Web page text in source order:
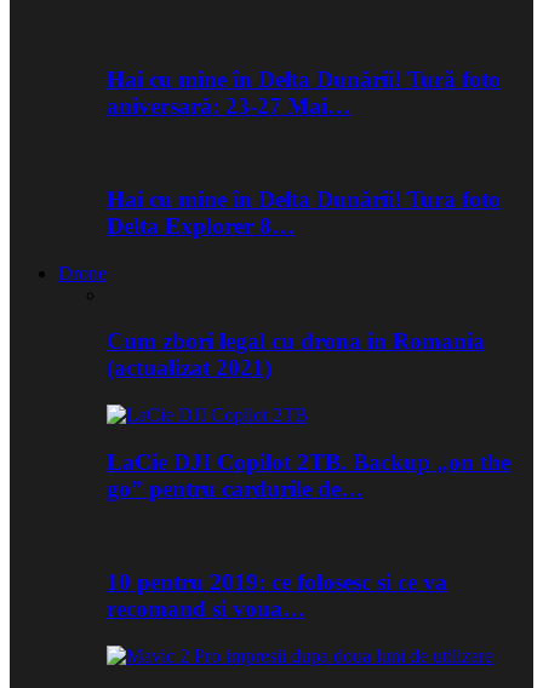
Hai cu mine în Delta Dunării! Tură foto
aniversară: 23-27 Mai…
Hai cu mine în Delta Dunării! Tura foto
Delta Explorer 8…
Drone
Cum zbori legal cu drona in Romania
(actualizat 2021)
LaCie DJI Copilot 2TB. Backup „on the
go” pentru cardurile de…
10 pentru 2019: ce folosesc si ce va
recomand si voua…